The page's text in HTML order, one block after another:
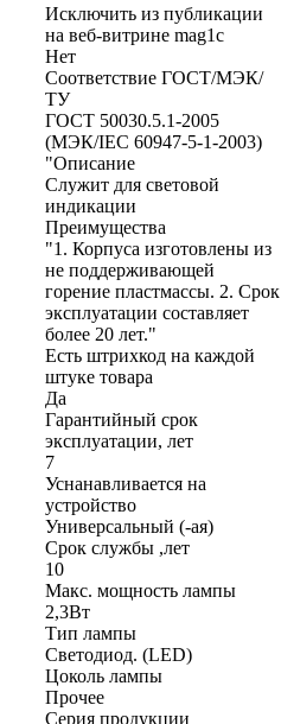
Исключить из публикации
на веб-витрине mag1c
Нет
Соответствие ГОСТ/МЭК/
ТУ
ГОСТ 50030.5.1-2005
(МЭК/IEC 60947-5-1-2003)
"Описание
Служит для световой
индикации
Преимущества
"1. Корпуса изготовлены из
не поддерживающей
горение пластмассы. 2. Срок
эксплуатации составляет
более 20 лет."
Есть штрихкод на каждой
штуке товара
Да
Гарантийный срок
эксплуатации, лет
7
Уснанавливается на
устройство
Универсальный (-ая)
Срок службы ,лет
10
Макс. мощность лампы
2,3Вт
Тип лампы
Светодиод. (LED)
Цоколь лампы
Прочее
Серия продукции